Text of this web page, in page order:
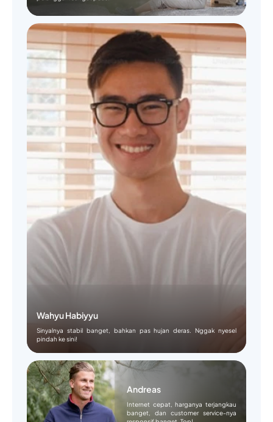
Wahyu Habiyyu
Sinyalnya stabil banget, bahkan pas hujan deras. Nggak nyesel
pindah ke sini!
Andreas
Internet cepat, harganya terjangkau
banget, dan customer service-nya